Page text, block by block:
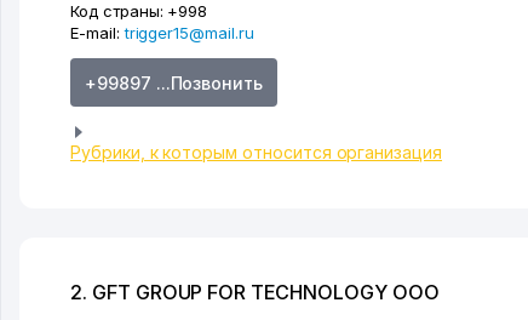
Код страны: +998
E-mail:trigger15@mail.ru
+99897 ...Позвонить
Рубрики, к которым относится организация
2. GFT GROUP FOR TECHNOLOGY ООО